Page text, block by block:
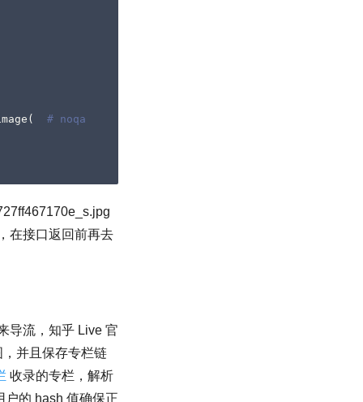
(
# noqa
在接口返回前再去
导流，知乎 Live 官
并且保存专栏链
收录的专栏，解析
的 hash 值确保正